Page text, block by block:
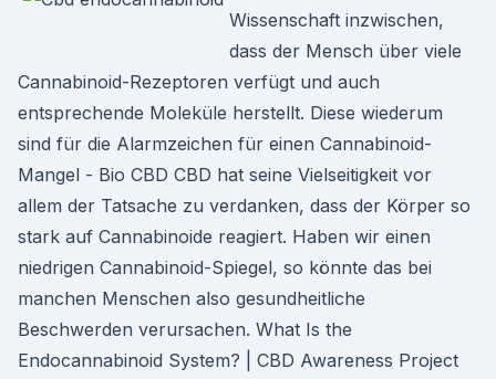
Wissenschaft inzwischen,
dass der Mensch über viele
Cannabinoid-Rezeptoren verfügt und auch
entsprechende Moleküle herstellt. Diese wiederum
sind für die Alarmzeichen für einen Cannabinoid-
Mangel - Bio CBD CBD hat seine Vielseitigkeit vor
allem der Tatsache zu verdanken, dass der Körper so
stark auf Cannabinoide reagiert. Haben wir einen
niedrigen Cannabinoid-Spiegel, so könnte das bei
manchen Menschen also gesundheitliche
Beschwerden verursachen. What Is the
Endocannabinoid System? | CBD Awareness Project